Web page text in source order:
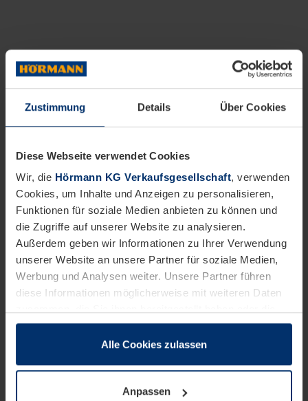
Zustimmung Details Über Cookies
Diese Webseite verwendet Cookies
Wir, die Hörmann KG Verkaufsgesellschaft, verwenden
Cookies, um Inhalte und Anzeigen zu personalisieren,
Funktionen für soziale Medien anbieten zu können und
die Zugriffe auf unserer Website zu analysieren.
Außerdem geben wir Informationen zu Ihrer Verwendung
unserer Website an unsere Partner für soziale Medien,
Werbung und Analysen weiter. Unsere Partner führen
diese Informationen möglicherweise mit weiteren Daten
sie im Rahmen Ihrer Nutzung der Dienste gesammelt
wenn diese für den Betrieb dieser Seite unbedingt
notwendig sind. Für alle anderen Cookie-Typen benötigen
Alle Cookies zulassen
Anpassen